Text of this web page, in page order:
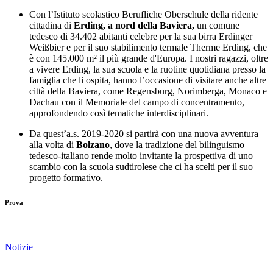
Con l’Istituto scolastico Berufliche Oberschule della ridente
cittadina di Erding, a nord della Baviera, un comune
tedesco di 34.402 abitanti celebre per la sua birra Erdinger
Weißbier e per il suo stabilimento termale Therme Erding, che
è con 145.000 m² il più grande d'Europa. I nostri ragazzi, oltre
a vivere Erding, la sua scuola e la ruotine quotidiana presso la
famiglia che li ospita, hanno l’occasione di visitare anche altre
città della Baviera, come Regensburg, Norimberga, Monaco e
Dachau con il Memoriale del campo di concentramento,
approfondendo così tematiche interdisciplinari.
Da quest’a.s. 2019-2020 si partirà con una nuova avventura
alla volta di Bolzano, dove la tradizione del bilinguismo
tedesco-italiano rende molto invitante la prospettiva di uno
scambio con la scuola sudtirolese che ci ha scelti per il suo
progetto formativo.
Prova
Notizie